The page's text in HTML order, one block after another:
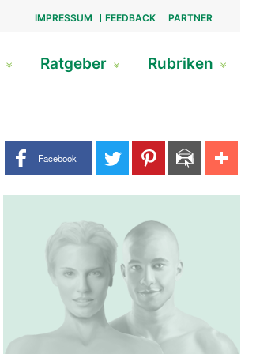
IMPRESSUM FEEDBACK PARTNER
Ratgeber Rubriken
Share buttons
Facebook